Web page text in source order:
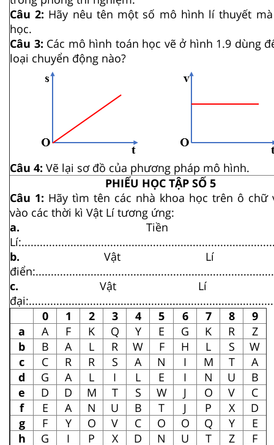
Câu 2: Hãy nêu tên một số mô hình lí thuyết
học.
Câu 3: Các mô hình toán học vẽ ở hình 1.9 dùng
loại chuyển động nào?
Câu 4: Vẽ lại sơ đồ của phương pháp mô hình.
PHIẾU HỌC TẬP SỐ 5
Câu 1: Hãy tìm tên các nhà khoa học trên ô chữ
vào các thời kì Vật Lí tương ứng:
a. Tiền
b. Vật Lí
c. Vật Lí
0
1 2 3 4 5 6 7 8
9
a
A F K Q Y E G K R
Z
b
B A L R W F H L S
W
c
C R R S A N I M T
A
d
G A L I L E I N U
B
e
D D M T S W J O V
C
f
E A N U B T J P X
D
g
F Y O V C O O Q Y
E
h
G I P X D N U T Z
F